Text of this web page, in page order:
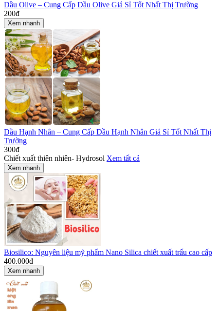
Dầu Olive – Cung Cấp Dầu Olive Giá Sỉ Tốt Nhất Thị Trường
200đ
Xem nhanh
Dầu Hạnh Nhân – Cung Cấp Dầu Hạnh Nhân Giá Sỉ Tốt Nhất Thị
Trường
300đ
Chiết xuất thiên nhiên- Hydrosol Xem tất cả
Xem nhanh
Biosilico: Nguyên liệu mỹ phẩm Nano Silica chiết xuất trấu cao cấp
400.000đ
Xem nhanh